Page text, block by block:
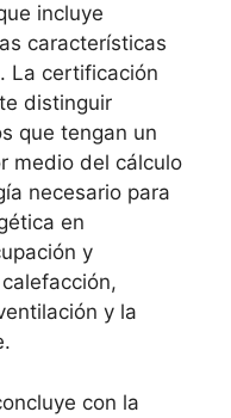
incluye
características
La certificación
distinguir
que tengan un
medio del cálculo
necesario para
en
y
y la
con la